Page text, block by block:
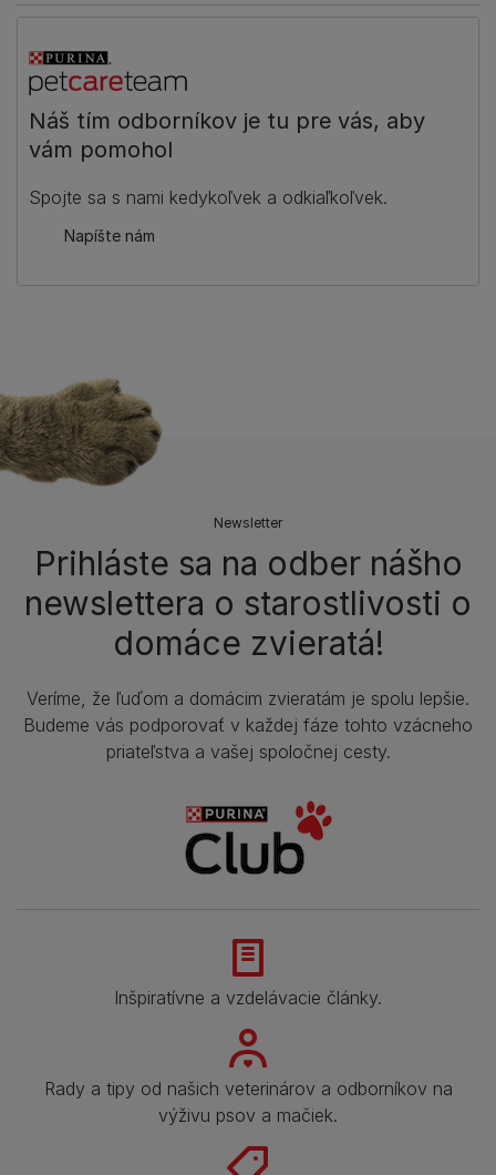
Náš tím odborníkov je tu pre vás, aby
vám pomohol
Spojte sa s nami kedykoľvek a odkiaľkoľvek.
Napíšte nám
Newsletter
Prihláste sa na odber nášho
newslettera o starostlivosti o
domáce zvieratá!
Veríme, že ľuďom a domácim zvieratám je spolu lepšie.
Budeme vás podporovať v každej fáze tohto vzácneho
priateľstva a vašej spoločnej cesty.
Inšpiratívne a vzdelávacie články.
Rady a tipy od našich veterinárov a odborníkov na
výživu psov a mačiek.